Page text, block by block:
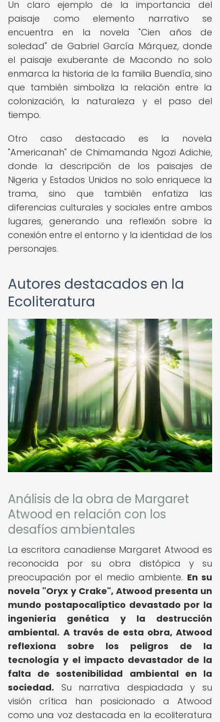
Un claro ejemplo de la importancia del
paisaje como elemento narrativo se
encuentra en la novela "Cien años de
soledad" de Gabriel García Márquez, donde
el paisaje exuberante de Macondo no solo
enmarca la historia de la familia Buendía, sino
que también simboliza la relación entre la
colonización, la naturaleza y el paso del
tiempo.
Otro caso destacado es la novela
"Americanah" de Chimamanda Ngozi Adichie,
donde la descripción de los paisajes de
Nigeria y Estados Unidos no solo enriquece la
trama, sino que también enfatiza las
diferencias culturales y sociales entre ambos
lugares, generando una reflexión sobre la
conexión entre el entorno y la identidad de los
personajes.
Autores destacados en la
Ecoliteratura
Análisis de la obra de Margaret
Atwood en relación con los
desafíos ambientales
La escritora canadiense Margaret Atwood es
reconocida por su obra distópica y su
preocupación por el medio ambiente. En su
novela "Oryx y Crake", Atwood presenta un
mundo postapocalíptico devastado por la
ingeniería genética y la destrucción
ambiental. A través de esta obra, Atwood
reflexiona sobre los peligros de la
tecnología y el impacto devastador de la
falta de sostenibilidad ambiental en la
sociedad. Su narrativa despiadada y su
visión crítica han posicionado a Atwood
como una voz destacada en la ecoliteratura